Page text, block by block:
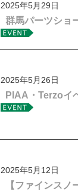
2025年5月29日
群馬パーツショ
2025年5月26日
PIAA・Terzoイ
2025年5月12日
【ファインス